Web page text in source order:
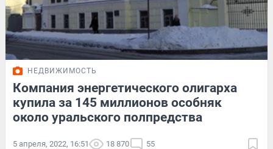
НЕДВИЖИМОСТЬ
Компания энергетического олигарха
купила за 145 миллионов особняк
около уральского полпредства
5 апреля, 2022, 16:51 18 870 55